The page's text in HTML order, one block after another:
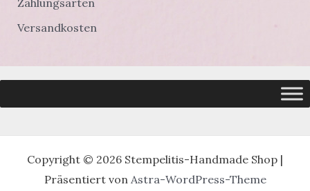
Zahlungsarten
Versandkosten
Copyright © 2026 Stempelitis-Handmade Shop |
Präsentiert von Astra-WordPress-Theme